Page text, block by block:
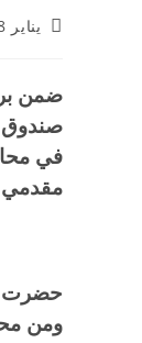
يناير 28, 2013
ضمن
صندوق
في محافظة
مقدمي
حضرت
ومن